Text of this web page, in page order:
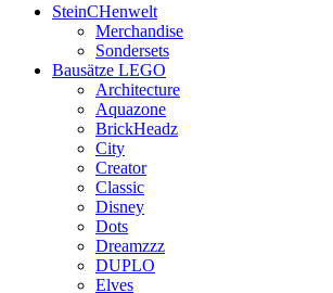
SteinCHenwelt
Merchandise
Sondersets
Bausätze LEGO
Architecture
Aquazone
BrickHeadz
City
Creator
Classic
Disney
Dots
Dreamzzz
DUPLO
Elves